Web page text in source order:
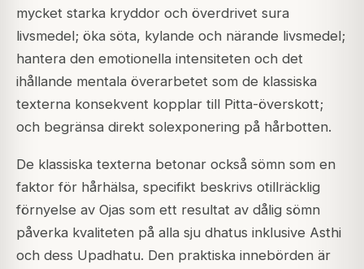
mycket starka kryddor och överdrivet sura
livsmedel; öka söta, kylande och närande livsmedel;
hantera den emotionella intensiteten och det
ihållande mentala överarbetet som de klassiska
texterna konsekvent kopplar till Pitta-överskott;
och begränsa direkt solexponering på hårbotten.
De klassiska texterna betonar också sömn som en
faktor för hårhälsa, specifikt beskrivs otillräcklig
förnyelse av Ojas som ett resultat av dålig sömn
påverka kvaliteten på alla sju dhatus inklusive Asthi
och dess Upadhatu. Den praktiska innebörden är